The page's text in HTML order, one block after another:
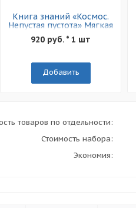
Книга знаний «Космос.
Непустая пустота» Мягкая
обложка
920 руб. * 1 шт
Добавить
товаров по отдельности:
Стоимость набора:
Экономия: